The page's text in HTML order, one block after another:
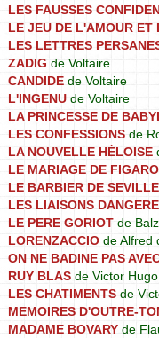
LES FAUSSES
LE JEU DE L'AMOUR ET
LES LETTRES
ZADIG de Voltaire
CANDIDE de Voltaire
L'INGENU de Voltaire
LA PRINCESSE DE
LES CONFESSIONS de
LA NOUVELLE HÉLOISE
LE MARIAGE DE FIGARO
LE BARBIER DE SEVILLE
LES LIAISONS
LE PERE GORIOT de
LORENZACCIO de Alfred
ON NE BADINE PAS
RUY BLAS de Victor Hugo
LES CHATIMENTS de
MEMOIRES D'OUTRE-
MADAME BOVARY de